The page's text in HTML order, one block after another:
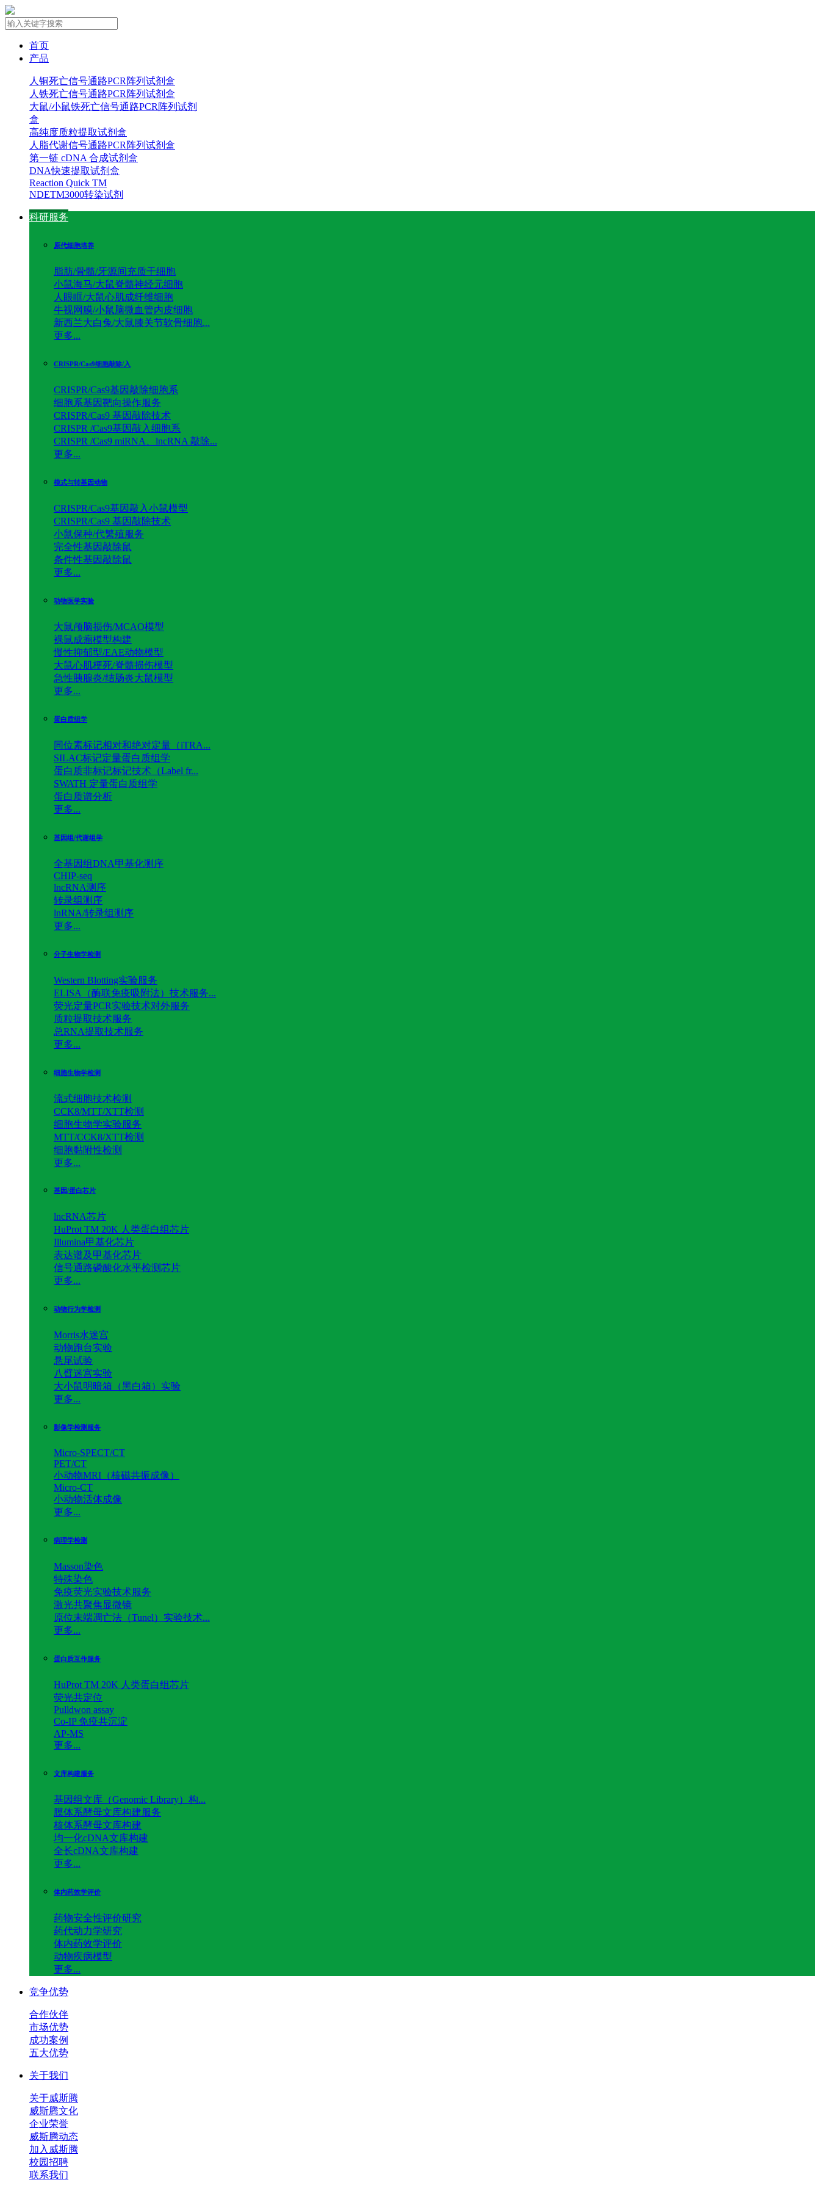
首页
产品
人铜死亡信号通路PCR阵列试剂盒
人铁死亡信号通路PCR阵列试剂盒
大鼠/小鼠铁死亡信号通路PCR阵列试剂
盒
高纯度质粒提取试剂盒
人脂代谢信号通路PCR阵列试剂盒
第一链 cDNA 合成试剂盒
DNA快速提取试剂盒
Reaction Quick TM
NDETM3000转染试剂
科研服务
原代细胞培养
脂肪/骨髓/牙源间充质干细胞
小鼠海马/大鼠脊髓神经元细胞
人眼眶/大鼠心肌成纤维细胞
牛视网膜/小鼠脑微血管内皮细胞
新西兰大白兔/大鼠膝关节软骨细胞...
更多...
CRISPR/Cas9细胞敲除/入
CRISPR/Cas9基因敲除细胞系
细胞系基因靶向操作服务
CRISPR/Cas9 基因敲除技术
CRISPR /Cas9基因敲入细胞系
CRISPR /Cas9 miRNA、lncRNA 敲除...
更多...
模式与转基因动物
CRISPR/Cas9基因敲入小鼠模型
CRISPR/Cas9 基因敲除技术
小鼠保种/代繁殖服务
完全性基因敲除鼠
条件性基因敲除鼠
更多...
动物医学实验
大鼠颅脑损伤/MCAO模型
裸鼠成瘤模型构建
慢性抑郁型/EAE动物模型
大鼠心肌梗死/脊髓损伤模型
急性胰腺炎/结肠炎大鼠模型
更多...
蛋白质组学
同位素标记相对和绝对定量（iTRA...
SILAC标记定量蛋白质组学
蛋白质非标记标记技术（Label fr...
SWATH 定量蛋白质组学
蛋白质谱分析
更多...
基因组/代谢组学
全基因组DNA甲基化测序
CHIP-seq
lncRNA测序
转录组测序
lnRNA/转录组测序
更多...
分子生物学检测
Western Blotting实验服务
ELISA（酶联免疫吸附法）技术服务...
荧光定量PCR实验技术对外服务
质粒提取技术服务
总RNA提取技术服务
更多...
细胞生物学检测
流式细胞技术检测
CCK8/MTT/XTT检测
细胞生物学实验服务
MTT/CCK8/XTT检测
细胞黏附性检测
更多...
基因/蛋白芯片
lncRNA芯片
HuProt TM 20K 人类蛋白组芯片
Illumina甲基化芯片
表达谱及甲基化芯片
信号通路磷酸化水平检测芯片
更多...
动物行为学检测
Morris水迷宫
动物跑台实验
悬尾试验
八臂迷宫实验
大小鼠明暗箱（黑白箱）实验
更多...
影像学检测服务
Micro-SPECT/CT
PET/CT
小动物MRI（核磁共振成像）
Micro-CT
小动物活体成像
更多...
病理学检测
Masson染色
特殊染色
免疫荧光实验技术服务
激光共聚焦显微镜
原位末端凋亡法（Tunel）实验技术...
更多...
蛋白质互作服务
HuProt TM 20K 人类蛋白组芯片
荧光共定位
Pulldwon assay
Co-IP 免疫共沉淀
AP-MS
更多...
文库构建服务
基因组文库（Genomic Library）构...
膜体系酵母文库构建服务
核体系酵母文库构建
均一化cDNA文库构建
全长cDNA文库构建
更多...
体内药效学评价
药物安全性评价研究
药代动力学研究
体内药效学评价
动物疾病模型
更多...
竞争优势
合作伙伴
市场优势
成功案例
五大优势
关于我们
关于威斯腾
威斯腾文化
企业荣誉
威斯腾动态
加入威斯腾
校园招聘
联系我们